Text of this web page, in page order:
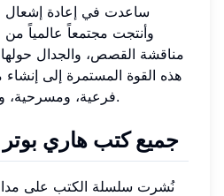
ساعدت في إعادة إشعال
وأنتجت مجتمعاً عالمياً من
مناقشة القصص، والجدال
هذه القوة المستمرة إلى إنشاء
فرعية، ومسرحية، والآن عمل تلفزيوني كبير.
جميع كتب هاري بوتر
نُشرت سلسلة الكتب على